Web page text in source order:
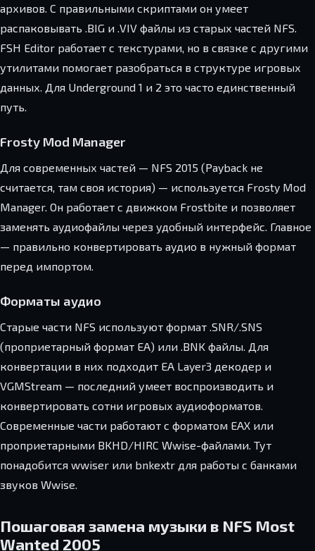
архивов. С правильными скриптами он умеет
распаковывать .BIG и .VIV файлы из старых частей NFS.
FSH Editor работает с текстурами, но в связке с другими
утилитами помогает разобраться в структуре игровых
данных. Для Underground 1 и 2 это часто единственный
путь.
Frosty Mod Manager
Для современных частей — NFS 2015 (Payback не
считается, там своя история) — используется Frosty Mod
Manager. Он работает с движком Frostbite и позволяет
заменять аудиофайлы через удобный интерфейс. Главное
— правильно конвертировать аудио в нужный формат
перед импортом.
Форматы аудио
Старые части NFS используют формат .SNR/.SNS
(проприетарный формат EA) или .BNK файлы. Для
конвертации в них подходит EA Layer3 декодер и
VGMStream — последний умеет воспроизводить и
конвертировать сотни игровых аудиоформатов.
Современные части работают с форматом EAX или
проприетарными BKHD/HIRC Wwise-файлами. Тут
понадобится wwiser или bnkextr для работы с банками
звуков Wwise.
Пошаговая замена музыки в NFS Most
Wanted 2005